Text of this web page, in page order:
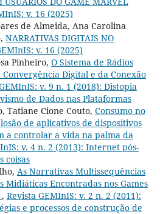
v. 16 (2025)
de Almeida, Ana Carolina
NARRATIVAS DIGITAIS NO
v. 16 (2025)
Pinheiro, O Sistema de Rádios
Convergência Digital e da Conexão
v. 9 n. 1 (2018): Distopia
de Dados nas Plataformas
Tatiane Cione Couto, Consumo no
de aplicativos de dispositivos
a controlar a vida na palma da
v. 4 n. 2 (2013): Internet pós-
coisas
As Narrativas Multissequências
Midiáticas Encontradas nos Games
, Revista GEMInIS: v. 2 n. 2 (2011):
e processos de construção de